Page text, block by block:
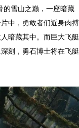
的雪山之巅，一座暗藏
中，勇敢者们近身肉搏
暗藏其中。而巨大飞艇
刻，勇石博士将在飞艇